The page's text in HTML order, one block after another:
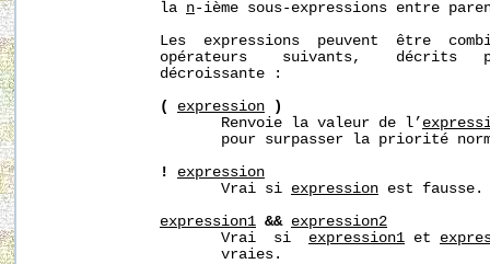
              la
n-ième sous-expressions entre
Les  expressions  peuvent  être
opérateurs    suivants,    décrits
              décroissante :
(
expression
)
                     Renvoie la valeur de l’
pour surpasser la priorité
!
expression
                     Vrai si
expression est fausse.
expression1 && expression2
                     Vrai  si
expression1 et
                     vraies.